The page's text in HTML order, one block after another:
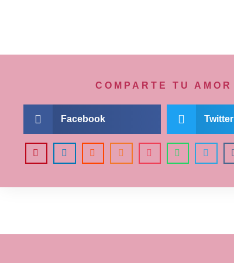
COMPARTE TU AMOR
Facebook Twitter